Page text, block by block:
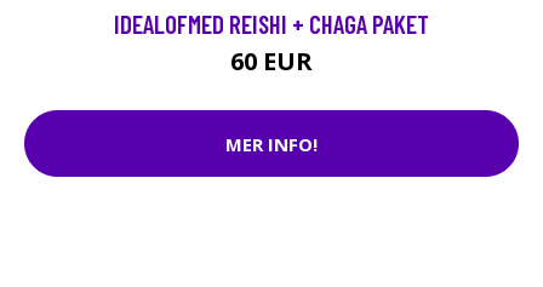
IDEALOFMED REISHI + CHAGA PAKET
60 EUR
MER INFO!